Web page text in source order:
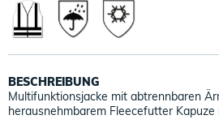
BESCHREIBUNG
Multifunktionsjacke mit abtrennbaren
herausnehmbarem Fleecefutter Kapuze